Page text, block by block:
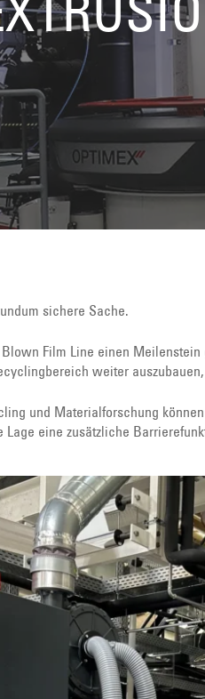
sichere Sache.
Film Line einen
weiter
und Materialforschung
eine zusätzliche